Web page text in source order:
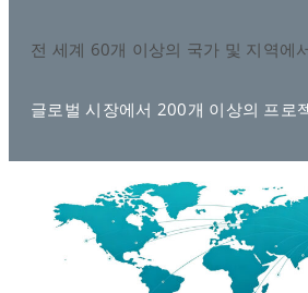
전 세계 60개 이상의 국가 및 지역에
글로벌 시장에서 200개 이상의 프로